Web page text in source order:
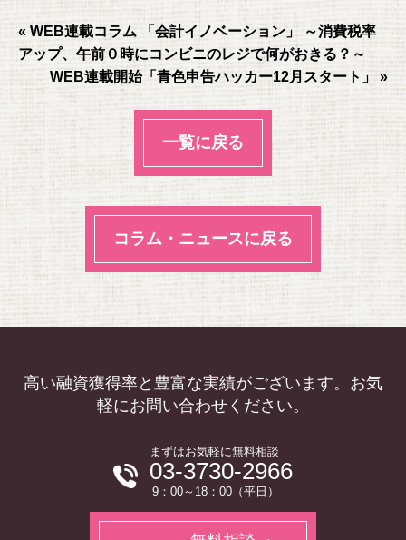
b
o
o
a
« WEB連載コラム 「会計イノベーション」 ～消費税率
アップ、午前０時にコンビニのレジで何がおきる？～
WEB連載開始「青色申告ハッカー12月スタート」 »
一覧に戻る
コラム・ニュースに戻る
高い融資獲得率と豊富な実績がございます。お気
軽にお問い合わせください。
まずはお気軽に無料相談
03-3730-2966
9：00～18：00（平日）